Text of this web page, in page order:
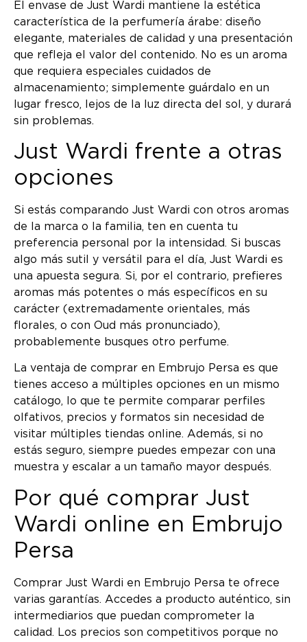
El envase de Just Wardi mantiene la estética
característica de la perfumería árabe: diseño
elegante, materiales de calidad y una presentación
que refleja el valor del contenido. No es un aroma
que requiera especiales cuidados de
almacenamiento; simplemente guárdalo en un
lugar fresco, lejos de la luz directa del sol, y durará
sin problemas.
Just Wardi frente a otras
opciones
Si estás comparando Just Wardi con otros aromas
de la marca o la familia, ten en cuenta tu
preferencia personal por la intensidad. Si buscas
algo más sutil y versátil para el día, Just Wardi es
una apuesta segura. Si, por el contrario, prefieres
aromas más potentes o más específicos en su
carácter (extremadamente orientales, más
florales, o con Oud más pronunciado),
probablemente busques otro perfume.
La ventaja de comprar en Embrujo Persa es que
tienes acceso a múltiples opciones en un mismo
catálogo, lo que te permite comparar perfiles
olfativos, precios y formatos sin necesidad de
visitar múltiples tiendas online. Además, si no
estás seguro, siempre puedes empezar con una
muestra y escalar a un tamaño mayor después.
Por qué comprar Just
Wardi online en Embrujo
Persa
Comprar Just Wardi en Embrujo Persa te ofrece
varias garantías. Accedes a producto auténtico, sin
intermediarios que puedan comprometer la
calidad. Los precios son competitivos porque no